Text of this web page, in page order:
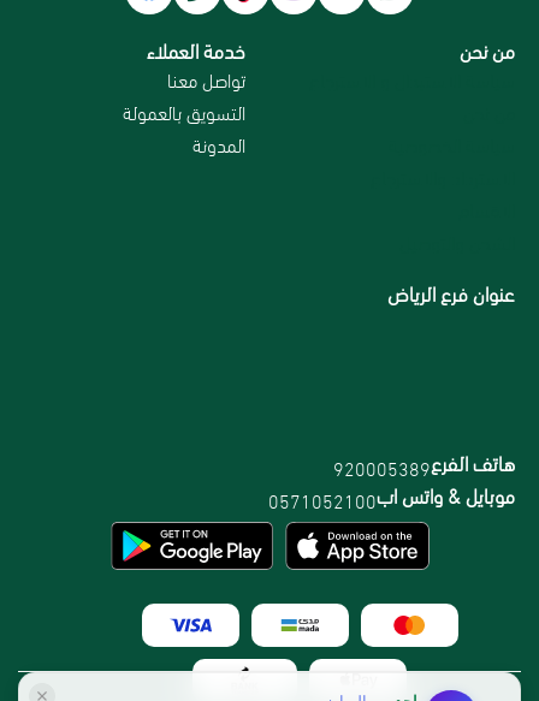
من نحن خدمة العملاء
تواصل معنا
التسويق بالعمولة
المدونة
عنوان فرع الرياض
هاتف الفرع920005389
موبايل & واتس اب0571052100